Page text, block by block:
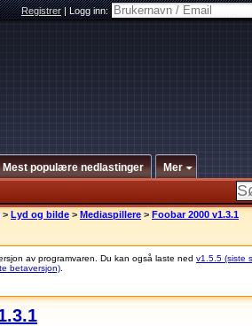
Registrer|Logg inn:
Mest populære nedlastinger Mer
> Lyd og bilde > Mediaspillere > Foobar 2000 v1.3.1
av programvaren. Du kan også laste ned v1.5.5 (siste
betaversjon)